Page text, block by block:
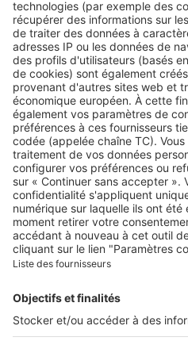
Retrouvez-nous sur …
A propos
Qui sommes-nous ?
Contacter le service client
Nous rejoindre
Presse
Nos applications